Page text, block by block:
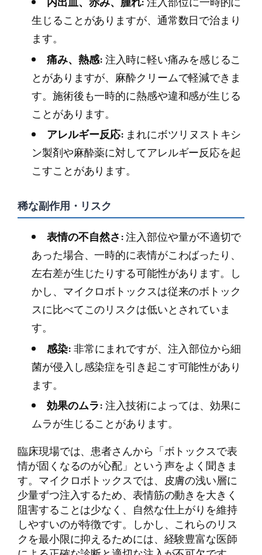
生じることがありますが、通常数日で治まり
ます。
痛み、熱感:注入時に軽い痛みを感じるこ
とがありますが、麻酔クリームで軽減できま
す。施術後も一時的に熱感や違和感が生じる
ことがあります。
アレルギー反応: まれにボツリヌストキシ
ン製剤や麻酔薬に対してアレルギー反応を起
こすことがあります。
稀な副作用・リスク
表情の不自然さ:注入部位や量が不適切で
あった場合、一時的に表情がこわばったり、
左右差が生じたりする可能性があります。し
かし、マイクロボトックスは従来のボトック
スに比べてこのリスクは低いとされていま
す。
感染:非常にまれですが、注入部位から細
菌が侵入し感染症を引き起こす可能性があり
ます。
効果のムラ:注入技術によっては、効果に
ムラが生じることがあります。
臨床現場では、患者さんから「ボトックスで表
情が固くなるのが心配」という声をよく聞きま
す。マイクロボトックスでは、皮膚の浅い層に
少量ずつ注入するため、表情筋の動きを大きく
阻害することは少なく、自然な仕上がりを維持
しやすいのが特徴です。しかし、これらのリス
クを最小限に抑えるためには、経験豊富な医師